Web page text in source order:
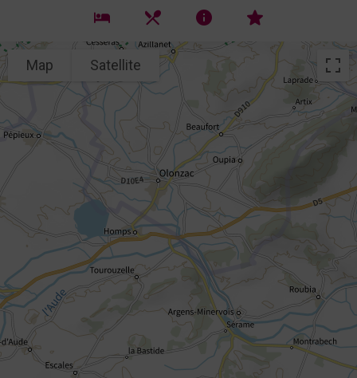
Hébergementsoù boire un verre, se
Commerces et
A visiter
Map Satellite